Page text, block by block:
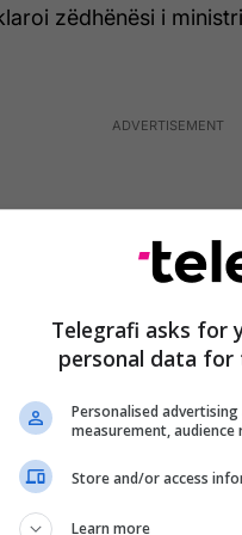
zëdhënësi i
it i kanë përcjellë
Telegrafi asks for
personal data for
Personalised
measurement, audience
Store and/or access
Learn more